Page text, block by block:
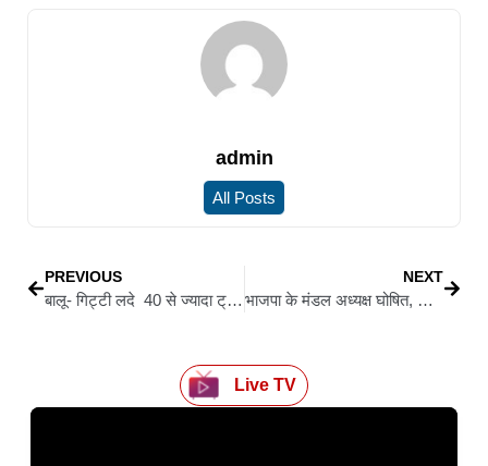
admin
All Posts
PREVIOUS
बालू- गिट्टी लदे 40 से ज्यादा ट्रक जब्त, डेढ़ करोड़ का जुर्माना.
NEXT
भाजपा के मंडल अध्यक्ष घोषित, सोनी तिवारी पहली महिला
Live TV